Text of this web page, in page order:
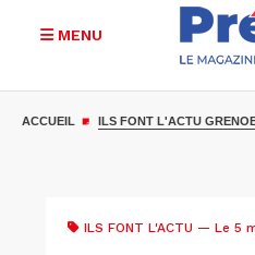
MENU
ACCUEIL ILS FONT L'ACTU
ILS FONT L'ACTU — Le 5